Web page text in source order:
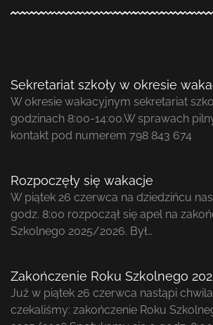
Sekretariat szkoły w okresie
W okresie wakacyjnym sekretariat
godzinach 8:00-14:00.W sprawach
kontakt pod numerem 798 843 674
Rozpoczęły się wakacje
W piątek 26 czerwca na dziedzińcu
godz. 8:00 rozpoczął się apel na
Szkolnego 2025/2026. Był…
Zakończenie Roku Szkolnego
Już w piątek 26 czerwca nastąpi
czekaliśmy: zakończenie Roku